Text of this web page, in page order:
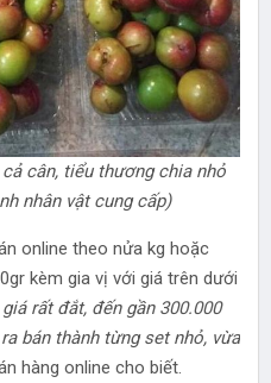
cân, tiểu thương chia nhỏ
nhân vật cung cấp)
online theo nửa kg hoặc
kèm gia vị với giá trên dưới
giá rất đắt, đến gần 300.000
bán thành từng set nhỏ, vừa
hàng online cho biết.